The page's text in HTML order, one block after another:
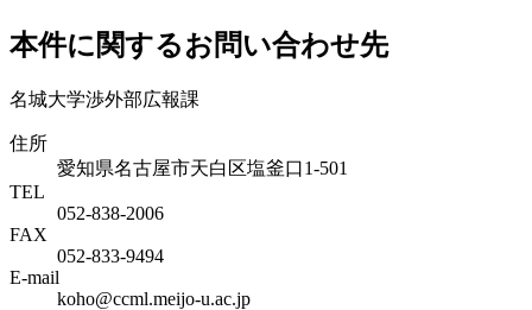
本件に関するお問い合わせ先
名城大学渉外部広報課
住所
愛知県名古屋市天白区塩釜口1-501
TEL
052-838-2006
FAX
052-833-9494
E-mail
koho@ccml.meijo-u.ac.jp